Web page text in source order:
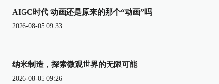
AIGC时代 动画还是原来的那个“动画”吗
2026-08-05 09:33
纳米制造，探索微观世界的无限可能
2026-08-05 09:26